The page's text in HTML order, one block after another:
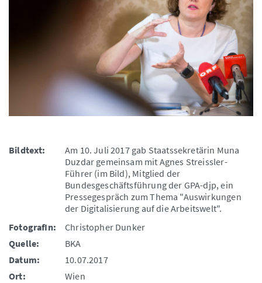
Bildtext:
Am 10. Juli 2017 gab Staatssekretärin Muna
Duzdar gemeinsam mit Agnes Streissler-
Führer (im Bild), Mitglied der
Bundesgeschäftsführung der GPA-djp, ein
Pressegespräch zum Thema "Auswirkungen
der Digitalisierung auf die Arbeitswelt".
FotografIn:
Christopher Dunker
Quelle:
BKA
Datum:
10.07.2017
Ort:
Wien